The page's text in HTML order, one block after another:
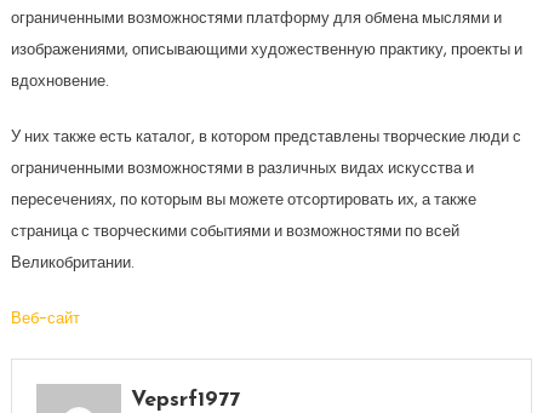
ограниченными возможностями платформу для обмена мыслями и
изображениями, описывающими художественную практику, проекты и
вдохновение.
У них также есть каталог, в котором представлены творческие люди с
ограниченными возможностями в различных видах искусства и
пересечениях, по которым вы можете отсортировать их, а также
страница с творческими событиями и возможностями по всей
Великобритании.
Веб-сайт
Vepsrf1977